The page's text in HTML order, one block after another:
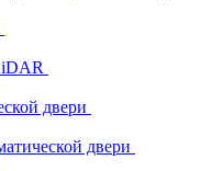
двери
двери